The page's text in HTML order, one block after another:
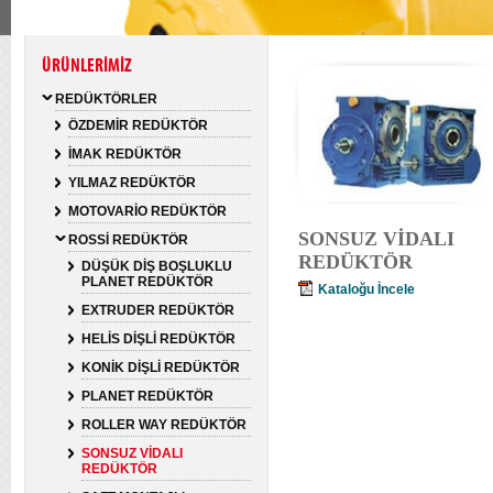
ÜRÜNLERİMİZ
REDÜKTÖRLER
ÖZDEMİR REDÜKTÖR
İMAK REDÜKTÖR
YILMAZ REDÜKTÖR
MOTOVARİO REDÜKTÖR
ROSSİ REDÜKTÖR
DÜŞÜK DİŞ BOŞLUKLU
PLANET REDÜKTÖR
EXTRUDER REDÜKTÖR
HELİS DİŞLİ REDÜKTÖR
KONİK DİŞLİ REDÜKTÖR
PLANET REDÜKTÖR
ROLLER WAY REDÜKTÖR
SONSUZ VİDALI
REDÜKTÖR
SONSUZ VİDALI
REDÜKTÖR
Kataloğu İncele